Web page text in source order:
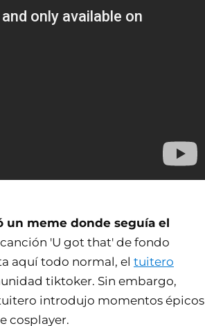
un meme donde seguía el
'U got that' de fondo
aquí todo normal, el tuitero
tiktoker. Sin embargo,
introdujo momentos épicos
cosplayer.